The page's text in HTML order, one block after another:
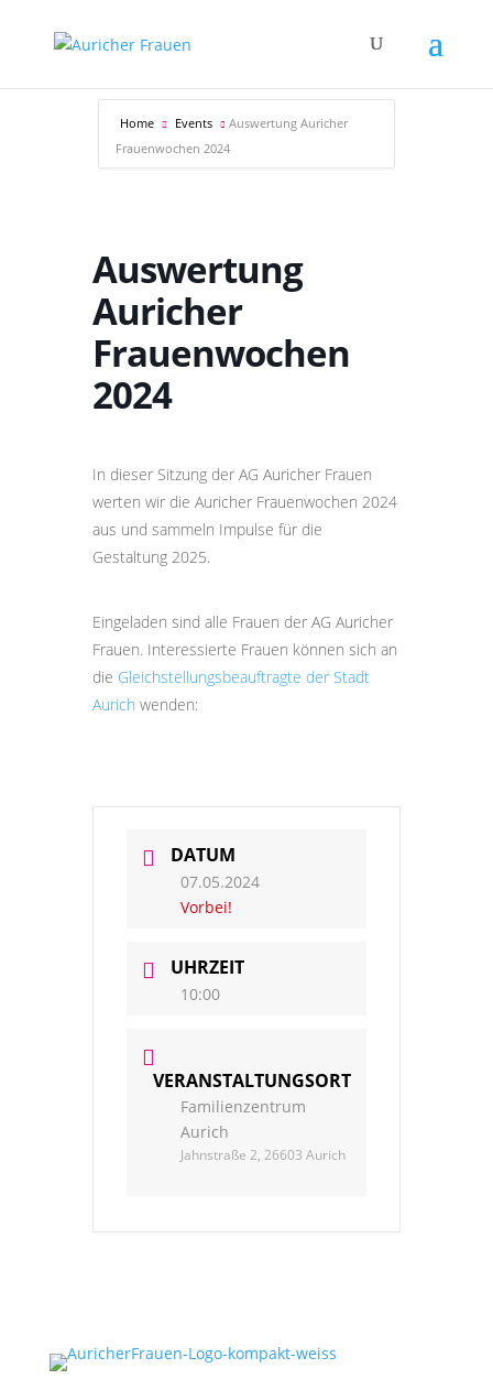
Home Events
Auswertung Auricher
Frauenwochen 2024
Auswertung
Auricher
Frauenwochen
2024
In dieser Sitzung der AG Auricher Frauen
werten wir die Auricher Frauenwochen 2024
aus und sammeln Impulse für die
Gestaltung 2025.
Eingeladen sind alle Frauen der AG Auricher
Frauen. Interessierte Frauen können sich an
die Gleichstellungsbeauftragte der Stadt
Aurich wenden:
DATUM
07.05.2024
Vorbei!
UHRZEIT
10:00
VERANSTALTUNGSORT
Familienzentrum
Aurich
Jahnstraße 2, 26603 Aurich